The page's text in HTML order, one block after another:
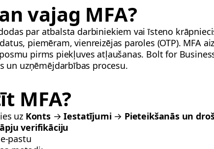
vajag MFA?
par atbalsta darbiniekiem vai īsteno
piemēram, vienreizējas paroles (OTP). MFA
pirms piekļuves atļaušanas. Bolt for
un uzņēmējdarbības procesu.
MFA?
uz Konts→Iestatījumi→ Pieteikšanās un
verifikāciju
pastu